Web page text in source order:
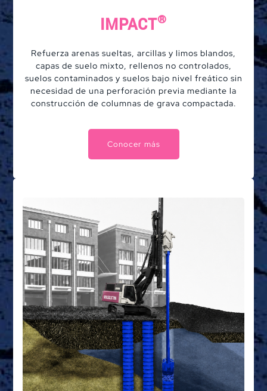
IMPACT®
Refuerza arenas sueltas, arcillas y limos blandos,
capas de suelo mixto, rellenos no controlados,
suelos contaminados y suelos bajo nivel freático sin
necesidad de una perforación previa mediante la
construcción de columnas de grava compactada.
Conocer más